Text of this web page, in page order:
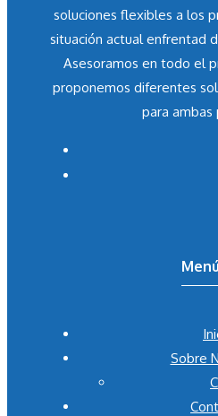
soluciones flexibles a los
situación actual enfrentad
Asesoramos en todo el
proponemos diferentes
para ambas
Menú
Sobre